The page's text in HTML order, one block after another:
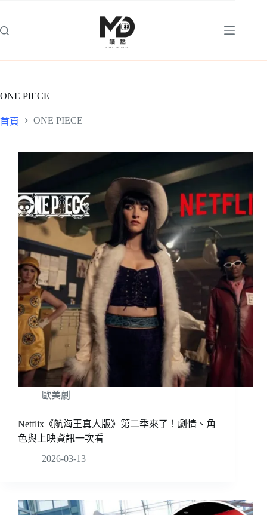
主
ONE PIECE
首頁 ONE PIECE
歐美劇
Netflix《航海王真人版》第二季來了！劇情、角
色與上映資訊一次看
2026-03-13